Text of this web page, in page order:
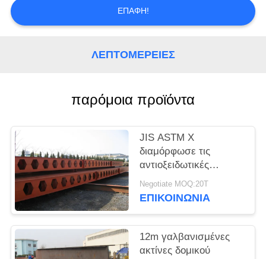
ΜΑΖΊ
ΥΠΟΘΈΣΕΙΣ
SITEMAP
ΠΟΛΙΤΙΚΉ
ΑΠΟΡΡΉΤΟΥ
ΕΠΑΦΉ!
ΛΕΠΤΟΜΈΡΕΙΕΣ
παρόμοια προϊόντα
JIS ASTM Χ
διαμόρφωσε τις
αντιοξειδωτικές
ακτίνες δομικού
χάλυβα 12m
Negotiate MOQ:20T
ΕΠΙΚΟΙΝΩΝΙΑ
12m γαλβανισμένες
ακτίνες δομικού